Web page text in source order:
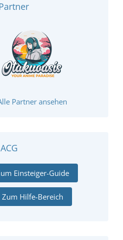
Partner ansehen
Einsteiger-Guide
Zum Hilfe-Bereich